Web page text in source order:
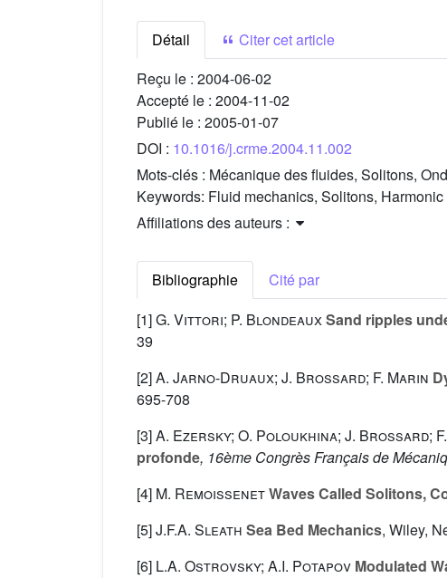
Détail
Citer cet article
Reçu le : 2004-06-02
Accepté le : 2004-11-02
Publié le : 2005-01-07
DOI : 10.1016/j.crme.2004.11.002
Mots-clés : Mécanique des fluides, Solitons,
Keywords: Fluid mechanics, Solitons,
Affiliations des auteurs :
Bibliographie
Cité par
[1]G. Vittori; P. BlondeauxSand ripples
39
[2]A. Jarno-Druaux; J. Brossard; F. Marin
695-708
[3]A. Ezersky; O. Poloukhina; J. Brossard;
profonde, 16ème Congrès Français de
[4] M. RemoissenetWaves Called Solitons,
[5]J.F.A. Sleath Sea Bed Mechanics, Wiley,
[6] L.A. Ostrovsky; A.I. Potapov Modulated